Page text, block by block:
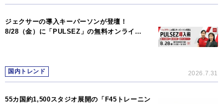
ジェクサーの導入キーパーソンが登壇！
8/28（金）に「PULSEZ」の無料オンライ…
国内トレンド 2026.7.31
55カ国約1,500スタジオ展開の「F45トレーニン